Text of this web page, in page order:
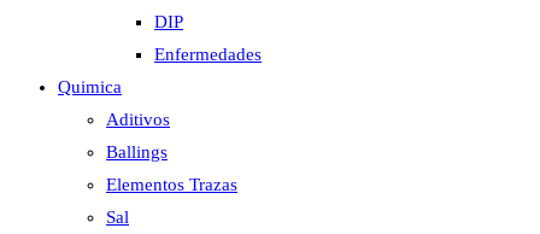
DIP
Enfermedades
Quimica
Aditivos
Ballings
Elementos Trazas
Sal